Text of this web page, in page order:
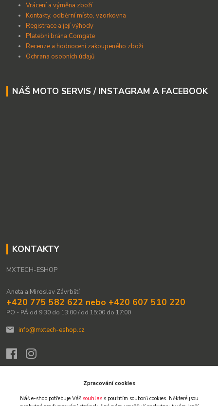
Vrácení a výměna zboží
Kontakty, odběrní místo, vzorkovna
Registrace a její výhody
Platební brána Comgate
Recenze a hodnocení zakoupeného zboží
Ochrana osobních údajů
NÁŠ MOTO SERVIS / INSTAGRAM A FACEBOOK
KONTAKTY
MXTECH-ESHOP
Aneta a Miroslav Závrbští
+420 775 582 622 nebo +420 607 510 220
PO - PÁ od 9:30 do 13:00 / od 15:00 do 17:00
info@mxtech-eshop.cz
Upravit sběr cookies.
Zpracování cookies
Náš e-shop potřebuje Váš souhlass použitím souborů cookies. Některé jsou